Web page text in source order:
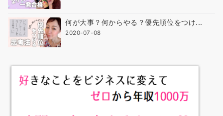
何が大事？何からやる？優先順位をつけ...
2020-07-08